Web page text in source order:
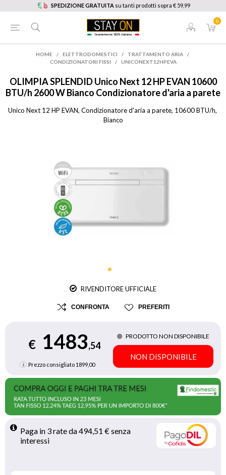
SPEDIZIONE GRATUITA su tanti prodotti sopra € 59,99
0
HOME / ELETTRODOMESTICI / TRATTAMENTO ARIA
/
CONDIZIONATORI FISSI
/ UNICONEXT12HPEVA
OLIMPIA SPLENDID Unico Next 12 HP EVAN 10600
BTU/h 2600 W Bianco Condizionatore d'aria a parete
Unico Next 12 HP EVAN, Condizionatore d'aria a parete, 10600 BTU/h,
Bianco
RIVENDITORE UFFICIALE
CONFRONTA PREFERITI
€ 1483,54
Prezzo consigliato 1899,00
PRODOTTO NON DISPONIBILE
NON DISPONIBILE
Paga in 3 rate da 494,51 € senza
interessi